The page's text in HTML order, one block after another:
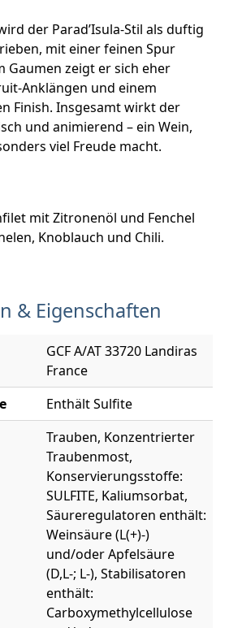
der Parad’Isula-Stil als duftig
mit einer feinen Spur
Gaumen zeigt er sich eher
Anklängen und einem
Finish. Insgesamt wirkt der
und animierend – ein Wein,
viel Freude macht.
mit Zitronenöl und Fenchel
Knoblauch und Chili.
& Eigenschaften
GCF A/AT 33720 Landiras
France
Enthält Sulfite
Trauben, Konzentrierter
Traubenmost,
Konservierungsstoffe:
SULFITE, Kaliumsorbat,
Säureregulatoren enthält:
Weinsäure (L(+)-)
und/oder Apfelsäure
(D,L-; L-), Stabilisatoren
enthält:
Carboxymethylcellulose